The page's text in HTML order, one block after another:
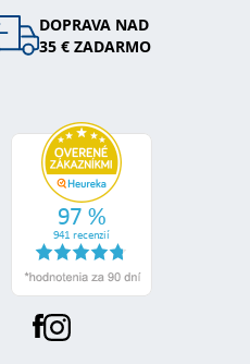
DOPRAVA NAD
35 € ZADARMO